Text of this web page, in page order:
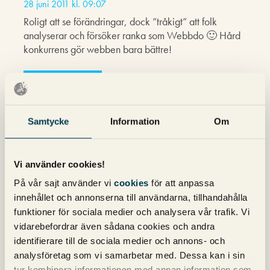
Samtycke Information Om
Vi använder cookies!
På vår sajt använder vi cookies för att anpassa
innehållet och annonserna till användarna, tillhandahålla
funktioner för sociala medier och analysera vår trafik. Vi
vidarebefordrar även sådana cookies och andra
identifierare till de sociala medier och annons- och
analysföretag som vi samarbetar med. Dessa kan i sin
28 juni 2011 kl. 09:07
Roligt att se förändringar, dock ”tråkigt” att folk
analyserar och försöker ranka som Webbdo 🙂 Hård
konkurrens gör webben bara bättre!
Markus Jalmerot
28 juni 2011 kl. 14:46
Kul statistik ni presenterar.
rankar sämre än sina kolleger på webbyråer, vilket dock
var lite väntat.. Även intressant att fotograf var så
populärt.
Pingback: Reklamare vs webbproffs – lika barn leka
bäst? « Per Vikström @ Internet
Pingback: Reklambyrå vs Webbyrå | Michael Wahlgren